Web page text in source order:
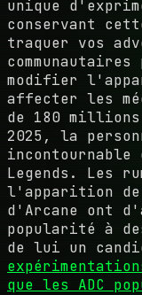
unique
conservant
traquer vos
modifier
affecter les
de 180 millions
2025, la
incontournable
Legends. Les
l'apparition de
d'Arcane ont
popularité à
de lui un
que les ADC